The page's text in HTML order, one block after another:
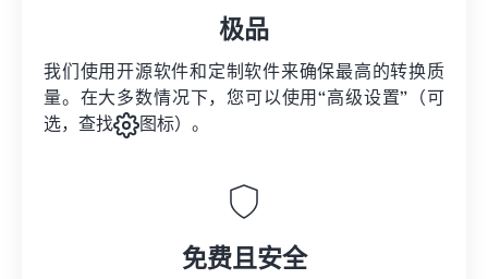
极品
我们使用开源软件和定制软件来确保最高的转换质
量。在大多数情况下，您可以使用“高级设置”（可
选，查找
图标）。
免费且安全